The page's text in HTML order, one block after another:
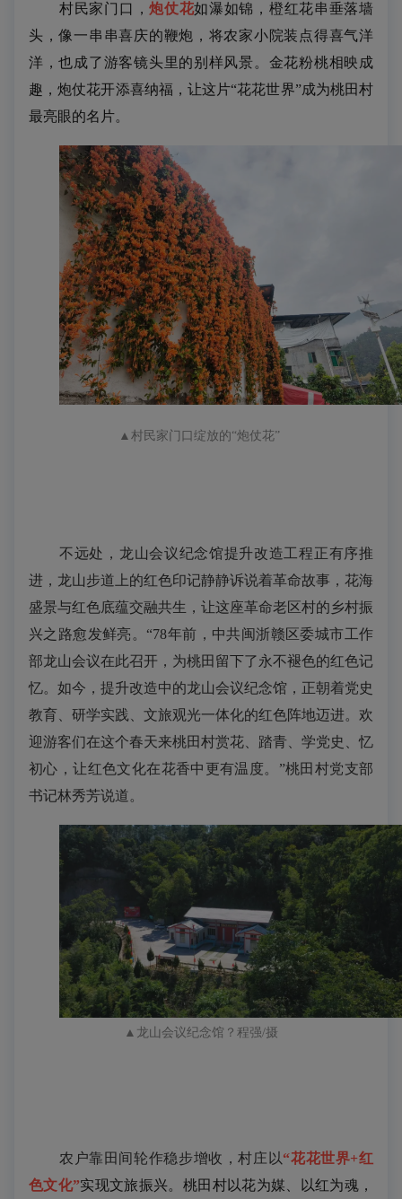
村民家门口，炮仗花如瀑如锦，橙红花串垂落墙
头，像一串串喜庆的鞭炮，将农家小院装点得喜气洋
洋，也成了游客镜头里的别样风景。金花粉桃相映成
趣，炮仗花开添喜纳福，让这片“花花世界”成为桃田村
最亮眼的名片。
▲ 村民家门口绽放的“炮仗花”
不远处，龙山会议纪念馆提升改造工程正有序推
进，龙山步道上的红色印记静静诉说着革命故事，花海
盛景与红色底蕴交融共生，让这座革命老区村的乡村振
兴之路愈发鲜亮。 “78年前，中共闽浙赣区委城市工作
部龙山会议在此召开，为桃田留下了永不褪色的红色记
忆。如今，提升改造中的龙山会议纪念馆，正朝着党史
教育、研学实践、文旅观光一体化的红色阵地迈进。欢
迎游客们在这个春天来桃田村赏花、踏青、学党史、忆
初心，让红色文化在花香中更有温度。”桃田村党支部
书记林秀芳说道。
▲龙山会议纪念馆？程强/摄
农户靠田间轮作稳步增收，村庄以“花花世界+红
色文化”实现文旅振兴。桃田村以花为媒、以红为魂，